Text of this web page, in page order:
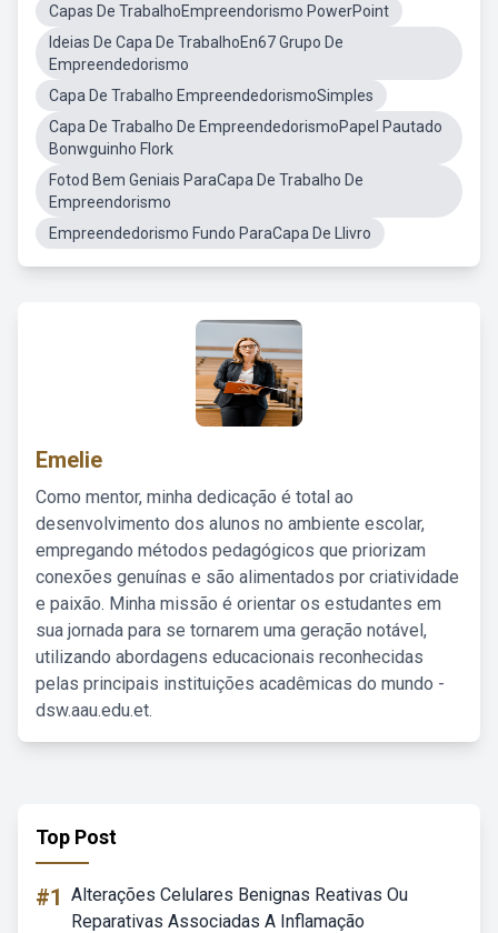
Capas De TrabalhoEmpreendorismo PowerPoint
Ideias De Capa De TrabalhoEn67 Grupo De
Empreendedorismo
Capa De Trabalho EmpreendedorismoSimples
Capa De Trabalho De EmpreendedorismoPapel Pautado
Bonwguinho Flork
Fotod Bem Geniais ParaCapa De Trabalho De
Empreendorismo
Empreendedorismo Fundo ParaCapa De Llivro
Emelie
Como mentor, minha dedicação é total ao
desenvolvimento dos alunos no ambiente escolar,
empregando métodos pedagógicos que priorizam
conexões genuínas e são alimentados por criatividade
e paixão. Minha missão é orientar os estudantes em
sua jornada para se tornarem uma geração notável,
utilizando abordagens educacionais reconhecidas
pelas principais instituições acadêmicas do mundo -
dsw.aau.edu.et.
Top Post
#1 Alterações Celulares Benignas Reativas Ou
Reparativas Associadas A Inflamação